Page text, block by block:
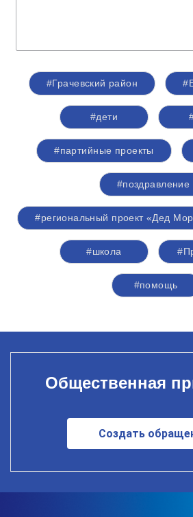
#Грачевский район
#дети
#партийные проекты
#поздравление
#региональный проект «Дед
#школа
#помощь
Общественная
Создать